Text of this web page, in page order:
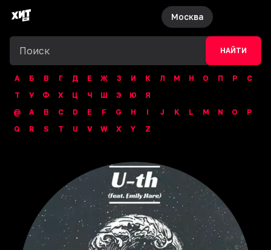
Москва
НАЙТИ
А Б В Г Д Е Ж З И К Л М Н О П Р
С
Т
У Ф Х Ц Ч Ш Э Ю
Я
@
A B C D E F G H I J K L M N O
P
Q
R S T U V W X Y Z